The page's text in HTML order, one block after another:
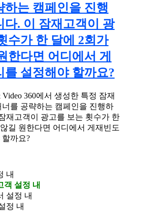
하는 캠페인을 진행
다. 이 잠재고객이 광
수가 한 달에 2회가
한다면 어디에서 게
를 설정해야 할까요?
360에서 생성한 특정 잠재
너를 공략하는 캠페인을 진행하
재고객이 광고를 보는 횟수가 한
길 원한다면 어디에서 게재빈도
까요?
내
객 설정 내
설정 내
정 내